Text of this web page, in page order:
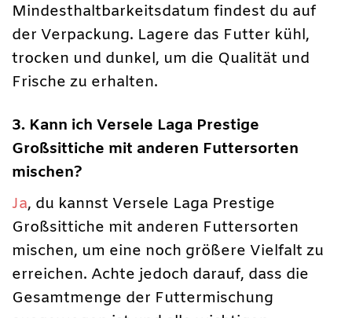
Mindesthaltbarkeitsdatum findest du auf
der Verpackung. Lagere das Futter kühl,
trocken und dunkel, um die Qualität und
Frische zu erhalten.
3. Kann ich Versele Laga Prestige
Großsittiche mit anderen Futtersorten
mischen?
Ja, du kannst Versele Laga Prestige
Großsittiche mit anderen Futtersorten
mischen, um eine noch größere Vielfalt zu
erreichen. Achte jedoch darauf, dass die
Gesamtmenge der Futtermischung